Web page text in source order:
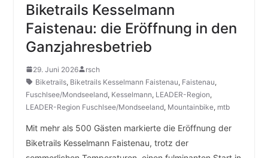
Biketrails Kesselmann
Faistenau: die Eröffnung in den
Ganzjahresbetrieb
29. Juni 2026
rsch
Biketrails, Biketrails Kesselmann Faistenau, Faistenau,
Fuschlsee/Mondseeland, Kesselmann, LEADER-Region,
LEADER-Region Fuschlsee/Mondseeland, Mountainbike, mtb
Mit mehr als 500 Gästen markierte die Eröffnung der
Biketrails Kesselmann Faistenau, trotz der